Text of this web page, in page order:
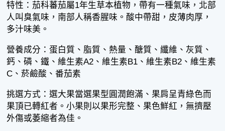
特性：茄科蕃茄屬1年生草本植物，帶有一種氣味，北部
人叫臭氣味，南部人稱香腥味。酸中帶甜，皮薄肉厚，
多汁味美。
營養成分：蛋白質、脂質、熱量、醣質、纖維、灰質、
鈣、磷、鐵、維生素A2、維生素B1、維生素B2、維生素
C、菸鹼酸、番茄素
挑選方式：選大果當選果型圓潤飽滿、果肩呈青綠色而
果頂已轉紅者。小果則以果形完整、果色鮮紅，無擠壓
外傷或萎縮者為佳。